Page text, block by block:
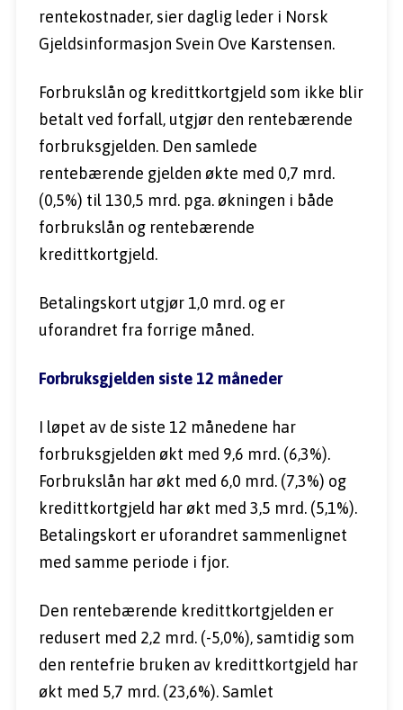
rentekostnader, sier daglig leder i Norsk
Gjeldsinformasjon Svein Ove Karstensen.
Forbrukslån og kredittkortgjeld som ikke blir
betalt ved forfall, utgjør den rentebærende
forbruksgjelden. Den samlede
rentebærende gjelden økte med 0,7 mrd.
(0,5%) til 130,5 mrd. pga. økningen i både
forbrukslån og rentebærende
kredittkortgjeld.
Betalingskort utgjør 1,0 mrd. og er
uforandret fra forrige måned.
Forbruksgjelden siste 12 måneder
I løpet av de siste 12 månedene har
forbruksgjelden økt med 9,6 mrd. (6,3%).
Forbrukslån har økt med 6,0 mrd. (7,3%) og
kredittkortgjeld har økt med 3,5 mrd. (5,1%).
Betalingskort er uforandret sammenlignet
med samme periode i fjor.
Den rentebærende kredittkortgjelden er
redusert med 2,2 mrd. (-5,0%), samtidig som
den rentefrie bruken av kredittkortgjeld har
økt med 5,7 mrd. (23,6%). Samlet